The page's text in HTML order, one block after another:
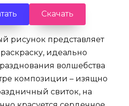
Скачать
рисунок представляет
идеально
волшебства
композиции – изящно
свиток, на